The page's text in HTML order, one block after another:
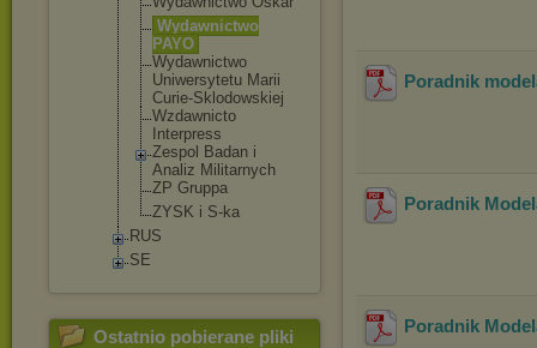
Wydawnictwo
PAYO
Wydawnictwo
Uniwersytetu Marii
Curie-Sklodowskiej
Wzdawnicto
Interpress
Zespol Badan i
Analiz Militarnych
ZP Gruppa
ZYSK i S-ka
RUS
SE
Ostatnio pobierane pliki
Poradnik
Poradnik
Poradnik